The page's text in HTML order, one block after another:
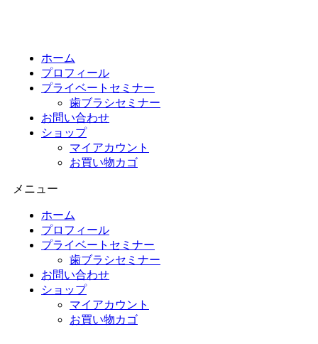
ホーム
プロフィール
プライベートセミナー
歯ブラシセミナー
お問い合わせ
ショップ
マイアカウント
お買い物カゴ
メニュー
ホーム
プロフィール
プライベートセミナー
歯ブラシセミナー
お問い合わせ
ショップ
マイアカウント
お買い物カゴ